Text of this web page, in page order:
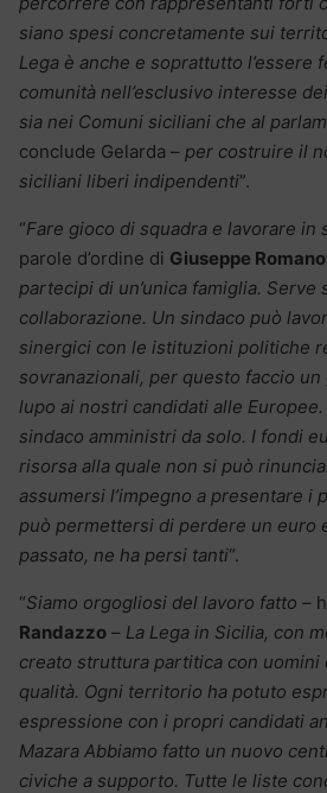
siano spesi concretamente sui
Lega è anche e soprattutto l’essere
comunità nell’esclusivo interesse
sia nei Comuni siciliani che al
conclude Gelarda – per costruire il
siciliani liberi indipendenti”.
“Fare gioco di squadra e lavorare in
parole d’ordine di Giuseppe
partecipi di un’unica famiglia. Serve
collaborazione. Un sindaco può
sinergici con le istituzioni politiche
sovranazionali, per questo faccio
lupo ai nostri candidati alle
sindaco amministri da solo. I fondi
risorsa alla quale non si può
assumersi l’impegno a presentare i
può permettersi di perdere un euro
passato, ne ha persi tanti“.
“Siamo orgogliosi del lavoro fatto –
Randazzo – La Lega in Sicilia, con
creato struttura partitica con uomini
qualità. Ogni territorio ha potuto
espressione con i propri candidati
Mazara Abbiamo fatto un nuovo
civiche a supporto. Tutte le liste